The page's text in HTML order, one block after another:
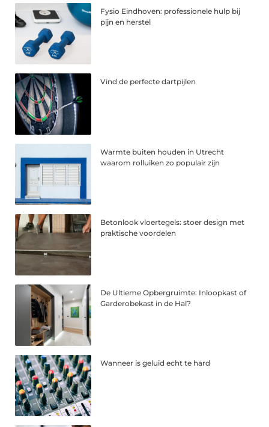
Fysio Eindhoven: professionele hulp bij
pijn en herstel
Vind de perfecte dartpijlen
Warmte buiten houden in Utrecht
waarom rolluiken zo populair zijn
Betonlook vloertegels: stoer design met
praktische voordelen
De Ultieme Opbergruimte: Inloopkast of
Garderobekast in de Hal?
Wanneer is geluid echt te hard